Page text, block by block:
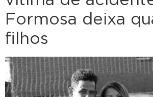
Formosa deixa
filhos